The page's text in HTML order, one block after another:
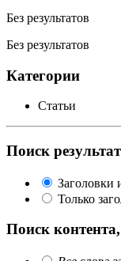
Без результатов
Без результатов
Категории
Статьи
Поиск
Заголовки
Только
Поиск